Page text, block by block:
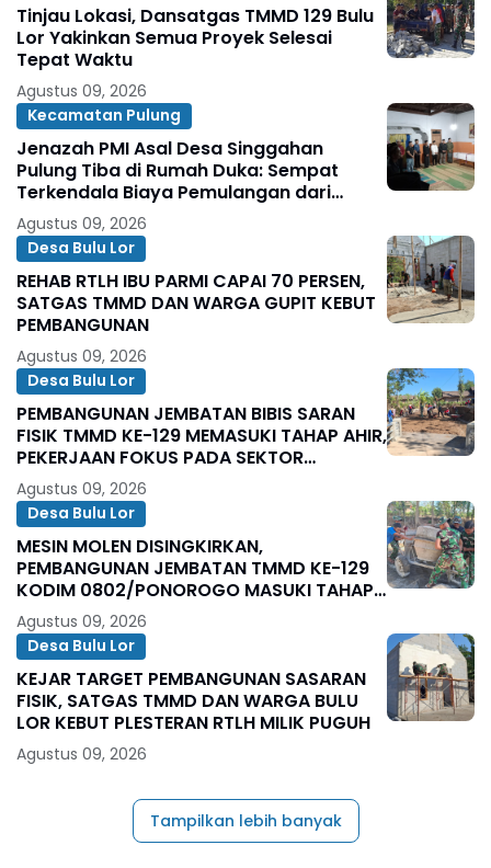
Tinjau Lokasi, Dansatgas TMMD 129 Bulu
Lor Yakinkan Semua Proyek Selesai
Tepat Waktu
Agustus 09, 2026
Kecamatan Pulung
Jenazah PMI Asal Desa Singgahan
Pulung Tiba di Rumah Duka: Sempat
Terkendala Biaya Pemulangan dari
Majikan
Agustus 09, 2026
Desa Bulu Lor
REHAB RTLH IBU PARMI CAPAI 70 PERSEN,
SATGAS TMMD DAN WARGA GUPIT KEBUT
PEMBANGUNAN
Agustus 09, 2026
Desa Bulu Lor
PEMBANGUNAN JEMBATAN BIBIS SARAN
FISIK TMMD KE-129 MEMASUKI TAHAP AHIR,
PEKERJAAN FOKUS PADA SEKTOR
PENDUKUNG JEMBATAN
Agustus 09, 2026
Desa Bulu Lor
MESIN MOLEN DISINGKIRKAN,
PEMBANGUNAN JEMBATAN TMMD KE-129
KODIM 0802/PONOROGO MASUKI TAHAP
AHIR
Agustus 09, 2026
Desa Bulu Lor
KEJAR TARGET PEMBANGUNAN SASARAN
FISIK, SATGAS TMMD DAN WARGA BULU
LOR KEBUT PLESTERAN RTLH MILIK PUGUH
Agustus 09, 2026
Tampilkan lebih banyak